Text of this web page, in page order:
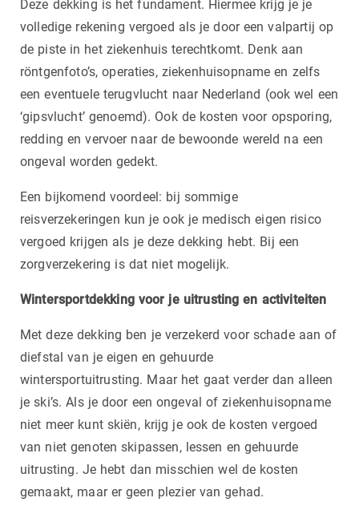
Deze dekking is het fundament. Hiermee krijg je je
volledige rekening vergoed als je door een valpartij op
de piste in het ziekenhuis terechtkomt. Denk aan
röntgenfoto’s, operaties, ziekenhuisopname en zelfs
een eventuele terugvlucht naar Nederland (ook wel een
‘gipsvlucht’ genoemd). Ook de kosten voor opsporing,
redding en vervoer naar de bewoonde wereld na een
ongeval worden gedekt.
Een bijkomend voordeel: bij sommige
reisverzekeringen kun je ook je medisch eigen risico
vergoed krijgen als je deze dekking hebt. Bij een
zorgverzekering is dat niet mogelijk.
Wintersportdekking voor je uitrusting en activiteiten
Met deze dekking ben je verzekerd voor schade aan of
diefstal van je eigen en gehuurde
wintersportuitrusting. Maar het gaat verder dan alleen
je ski’s. Als je door een ongeval of ziekenhuisopname
niet meer kunt skiën, krijg je ook de kosten vergoed
van niet genoten skipassen, lessen en gehuurde
uitrusting. Je hebt dan misschien wel de kosten
gemaakt, maar er geen plezier van gehad.